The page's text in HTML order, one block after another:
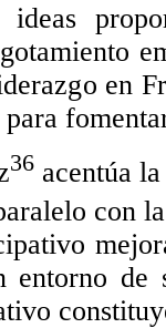
ideas
en
36 acentúa
con
entorno de